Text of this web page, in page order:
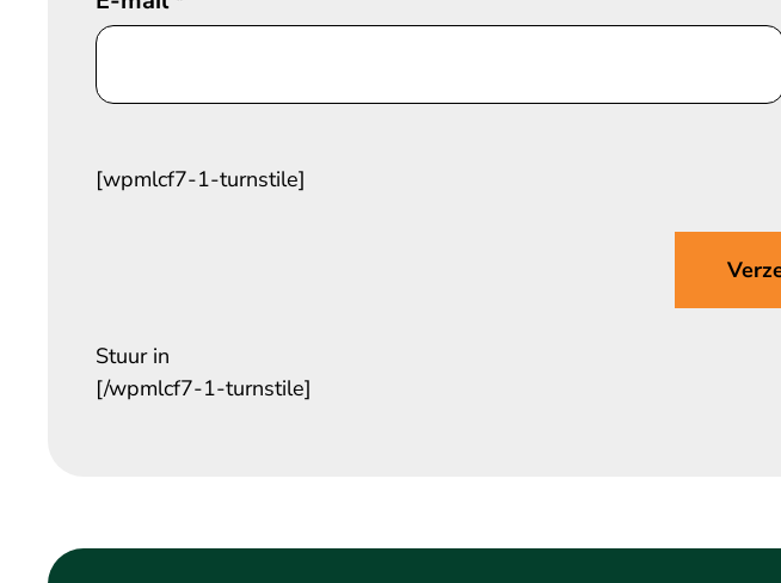
[wpmlcf7-1-turnstile]
Stuur in
[/wpmlcf7-1-turnstile]